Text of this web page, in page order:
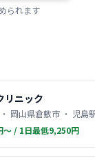
られます
リニック
岡山県倉敷市 ・ 児島
〜 / 1日最低9,250円